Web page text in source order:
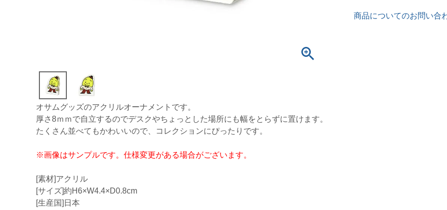
商品についてのお問い合
オサムグッズのアクリルオーナメントです。
厚さ8ｍｍで自立するのでデスクやちょっとした場所にも幅をとらずに置けます。
たくさん並べてもかわいいので、コレクションにぴったりです。
※画像はサンプルです。仕様変更がある場合がございます。
[素材]アクリル
[サイズ]約H6×W4.4×D0.8cm
[生産国]日本